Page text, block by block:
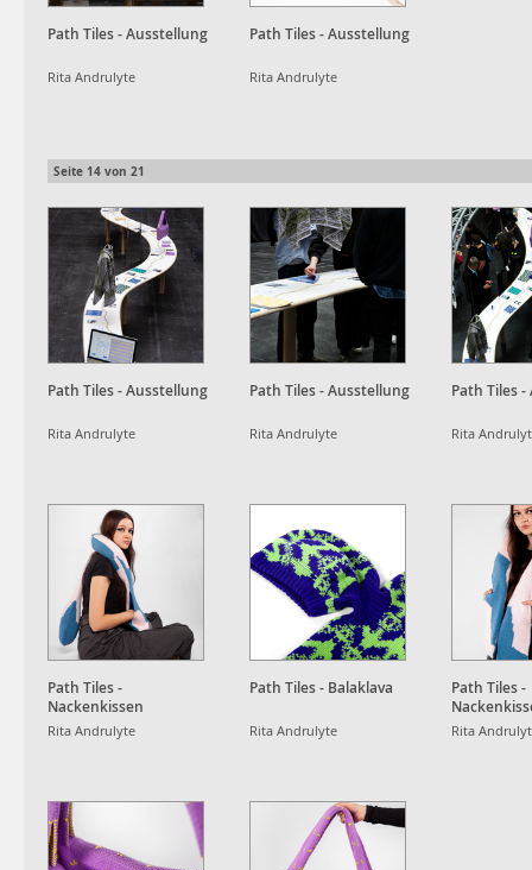
Path Tiles - Ausstellung
Rita Andrulyte
Path Tiles - Ausstellung
Rita Andrulyte
Seite 14 von 21
Path Tiles - Ausstellung
Rita Andrulyte
Path Tiles - Ausstellung
Rita Andrulyte
Path Tiles
Rita
Path Tiles -
Nackenkissen
Rita Andrulyte
Path Tiles - Balaklava
Rita Andrulyte
Path Tiles -
Rita